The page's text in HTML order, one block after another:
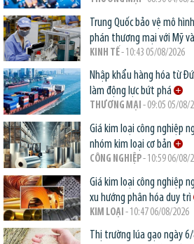
Trung Quốc bảo vệ mô
phán thương mại với Mỹ và
KINH TẾ- 10:43 05/08/2026
Nhập khẩu hàng hóa từ
làm động lực bứt phá
THƯƠNG MẠI - 09:05 05/08/
Giá kim loại công nghiệp
nhóm kim loại cơ bản
CÔNG NGHIỆP- 10:59 06/08/
Giá kim loại công nghiệp
xu hướng phân hóa duy trì
KIM LOẠI - 10:47 06/08/2026
Thị trường lúa gạo ngày